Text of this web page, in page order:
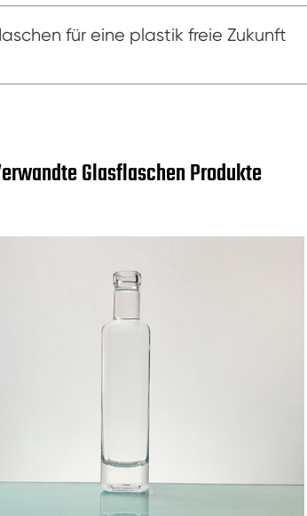
für eine plastik freie Zukunft
Glasflaschen Produkte